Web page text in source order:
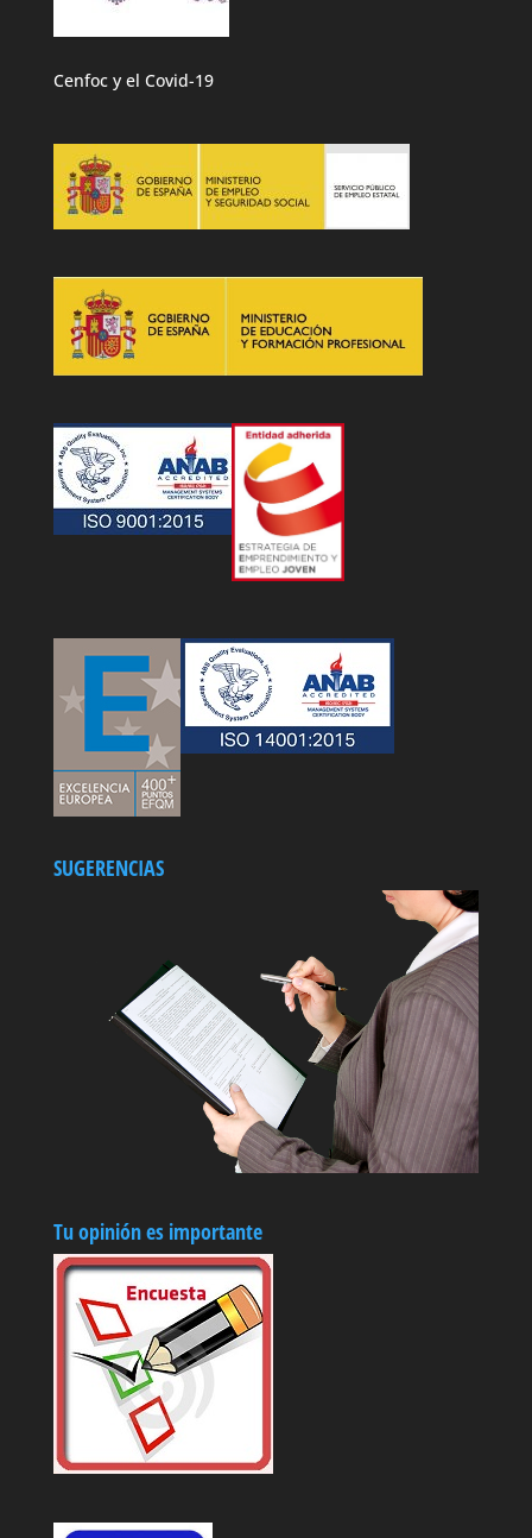
Cenfoc y el Covid-19
SUGERENCIAS
Tu opinión es importante